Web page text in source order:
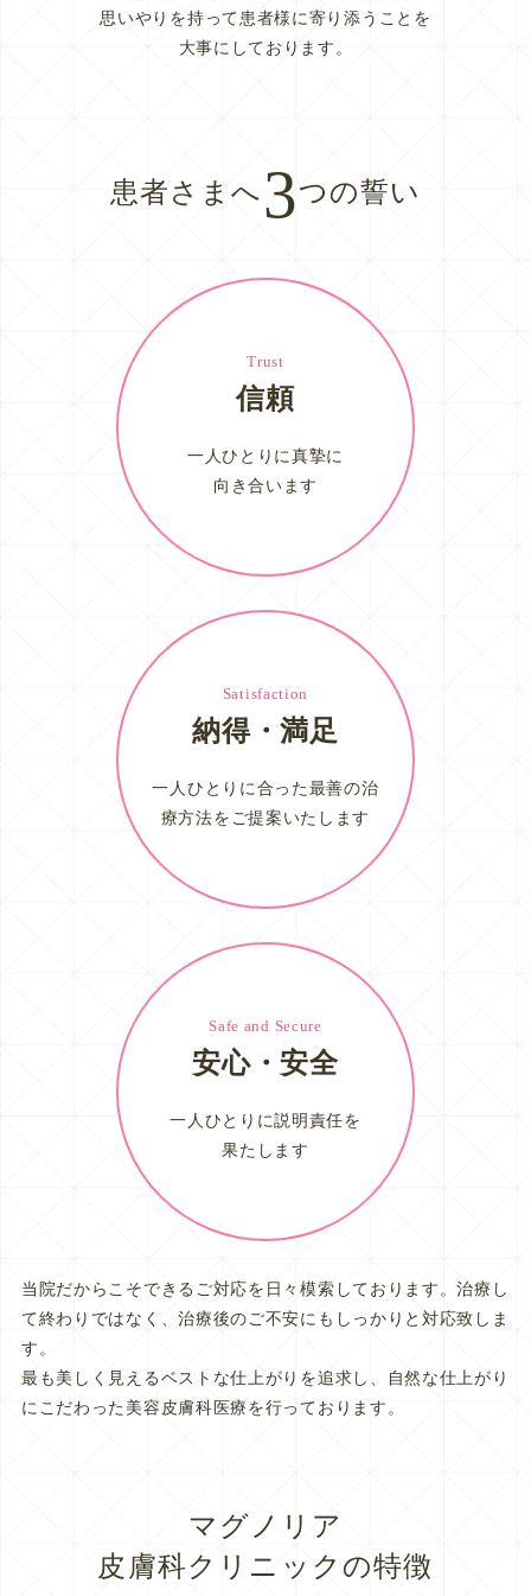
思いやりを持って患者様に寄り添うことを
大事にしております。
患者さまへ3つの誓い
Trust
信頼
一人ひとりに真摯に
向き合います
Satisfaction
納得・満足
一人ひとりに合った最善の治
療方法をご提案いたします
Safe and Secure
安心・安全
一人ひとりに説明責任を
果たします
当院だからこそできるご対応を日々模索しております。治療し
て終わりではなく、治療後のご不安にもしっかりと対応致しま
す。
最も美しく見えるベストな仕上がりを追求し、自然な仕上がり
にこだわった美容皮膚科医療を行っております。
マグノリア
皮膚科クリニックの特徴